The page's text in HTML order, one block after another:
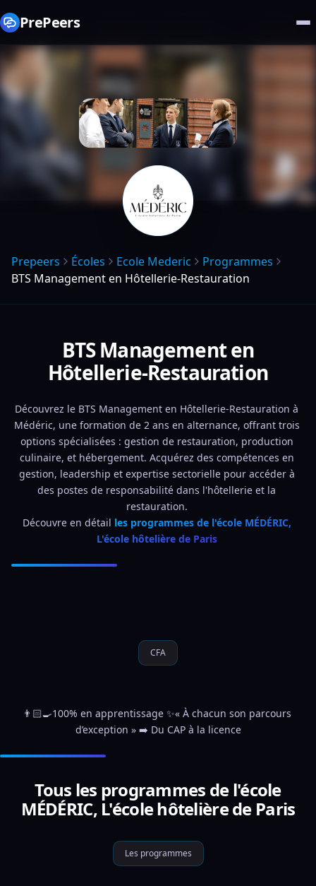
PrePeers
Prepeers Écoles Ecole Mederic
Programmes
BTS Management en Hôtellerie-Restauration
BTS Management en
Hôtellerie-Restauration
Découvrez le BTS Management en Hôtellerie-Restauration à
Médéric, une formation de 2 ans en alternance, offrant trois
options spécialisées : gestion de restauration, production
culinaire, et hébergement. Acquérez des compétences en
gestion, leadership et expertise sectorielle pour accéder à
des postes de responsabilité dans l'hôtellerie et la
restauration.
Découvre en détail les programmes de l'école MÉDÉRIC,
L'école hôtelière de Paris
CFA
👨🏻‍🍳100% en apprentissage ✨« À chacun son parcours
d’exception » ➡️ Du CAP à la licence
Tous les programmes de l'école
MÉDÉRIC, L'école hôtelière de Paris
Les programmes